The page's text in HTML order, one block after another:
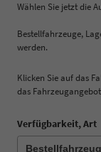
Wählen Sie
Im
Bestellfahrzeuge,
werden.
Klicken Sie auf das
das
Verfügbarkeit, Art